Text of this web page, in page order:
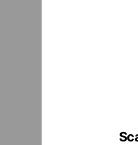
創業以来「手延べ」製
明るく広々とした店舗